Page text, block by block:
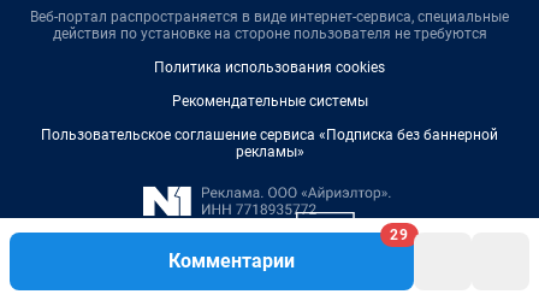
Комментарии
29
Веб-портал распространяется в виде интернет-сервиса, специальные
действия по установке на стороне пользователя не требуются
Политика использования cookies
Рекомендательные системы
Пользовательское соглашение сервиса «Подписка без баннерной
рекламы»